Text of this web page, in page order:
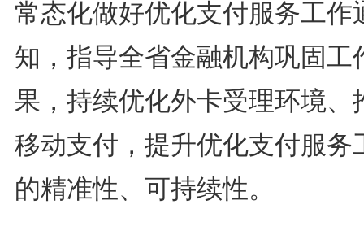
常态化做好优化支付服务工作
知，指导全省金融机构巩固工
果，持续优化外卡受理环境、
移动支付，提升优化支付服务
的精准性、可持续性。